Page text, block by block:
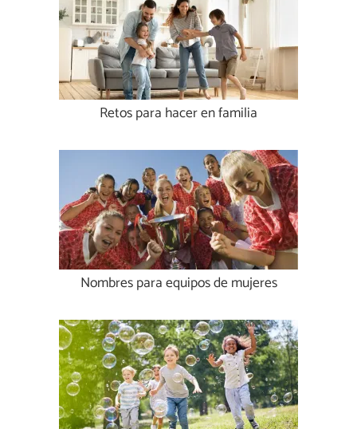
Retos para hacer en familia
Nombres para equipos de mujeres